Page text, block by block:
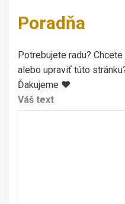
Poradňa
Potrebujete radu?
alebo upraviť túto
Ďakujeme ♥
Váš text